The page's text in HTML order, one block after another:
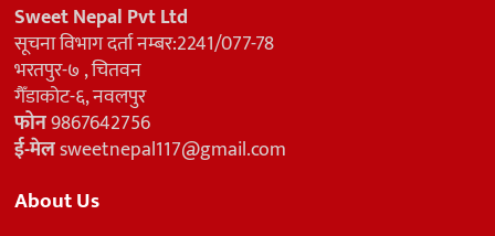
Sweet Nepal Pvt Ltd
सूचना विभाग दर्ता नम्बर:2241/077-78
भरतपुर-७ , चितवन
गैँडाकोट-६, नवलपुर
फोन9867642756
ई-मेलsweetnepal117@gmail.com
About Us